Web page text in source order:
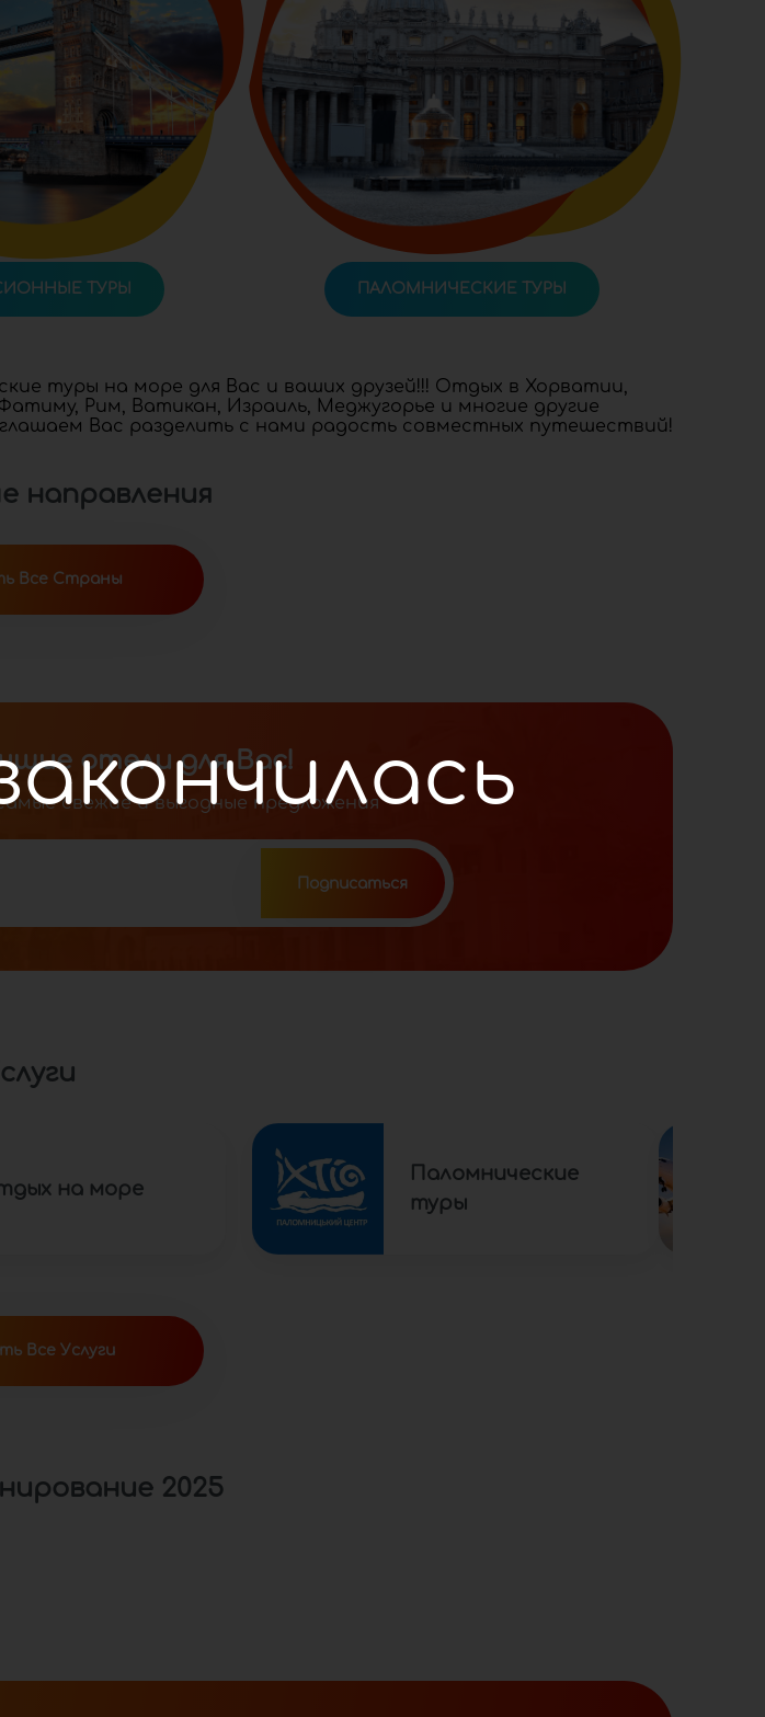
ТУРЫ ПАЛОМНИЧЕСКИЕ ТУРЫ
туры на море для Вас и ваших друзей!!! Отдых в Хорватии,
Рим, Ватикан, Израиль, Меджугорье и многие другие
Вас разделить с нами радость совместных путешествий!
направления
Все Страны
отели для Вас!
свежие и выгодные предложения
на море
Паломнические
туры
Все Услуги
2025